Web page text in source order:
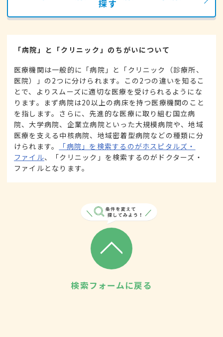
探す
「病院」と「クリニック」のちがいについて
医療機関は一般的に「病院」と「クリニック（診療所、
医院）」の2つに分けられます。この2つの違いを知るこ
とで、よりスムーズに適切な医療を受けられるようにな
ります。まず病院は20以上の病床を持つ医療機関のこと
を指します。さらに、先進的な医療に取り組む国立病
院、大学病院、企業立病院といった大規模病院や、地域
医療を支える中核病院、地域密着型病院などの種類に分
けられます。
「病院」を検索するのがホスピタルズ・
ファイル、「クリニック」を検索するのがドクターズ・
ファイルとなります。
検索フォームに戻る